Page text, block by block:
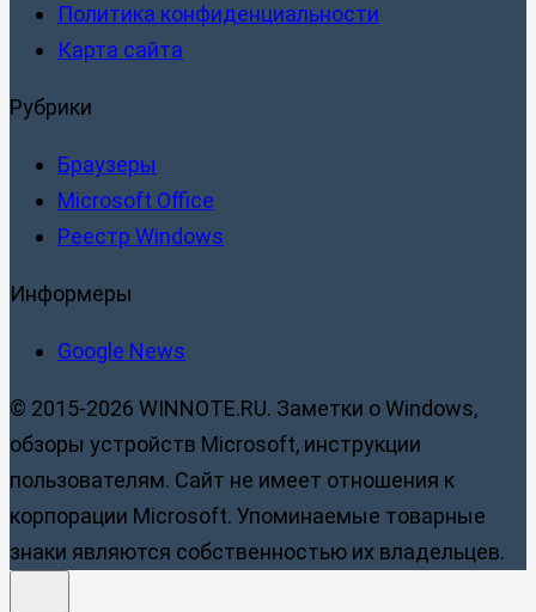
Политика конфиденциальности
Карта сайта
Рубрики
Браузеры
Microsoft Office
Реестр Windows
Информеры
Google News
© 2015-2026 WINNOTE.RU. Заметки о Windows,
обзоры устройств Microsoft, инструкции
пользователям. Сайт не имеет отношения к
корпорации Microsoft. Упоминаемые товарные
знаки являются собственностью их владельцев.